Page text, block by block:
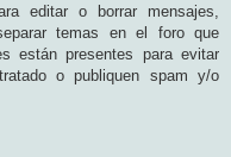
editar o borrar mensajes,
temas en el foro que
están presentes para evitar
o publiquen spam y/o